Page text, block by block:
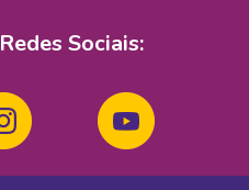
Redes Sociais: